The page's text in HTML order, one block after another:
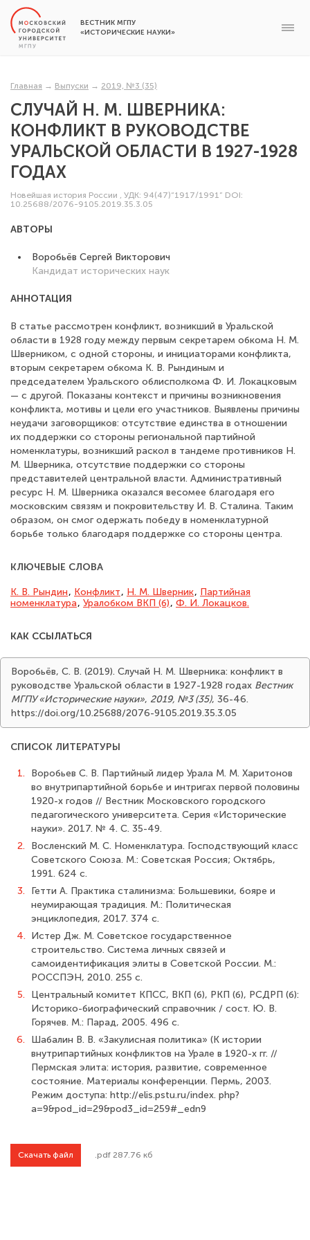
ВЕСТНИК МГПУ
«ИСТОРИЧЕСКИЕ НАУКИ»
Главная → Выпуски → 2019, №3 (35)
СЛУЧАЙ Н. М. ШВЕРНИКА:
КОНФЛИКТ В РУКОВОДСТВЕ
УРАЛЬСКОЙ ОБЛАСТИ В 1927-1928
ГОДАХ
Новейшая история России , УДК: 94(47)“1917/1991” DOI:
10.25688/2076-9105.2019.35.3.05
АВТОРЫ
Воробьёв Сергей Викторович
Кандидат исторических наук
АННОТАЦИЯ
В статье рассмотрен конфликт, возникший в Уральской
области в 1928 году между первым секретарем обкома Н. М.
Шверником, с одной стороны, и инициаторами конфликта,
вторым секретарем обкома К. В. Рындиным и
председателем Уральского облисполкома Ф. И. Локацковым
— с другой. Показаны контекст и причины возникновения
конфликта, мотивы и цели его участников. Выявлены причины
неудачи заговорщиков: отсутствие единства в отношении
их поддержки со стороны региональной партийной
номенклатуры, возникший раскол в тандеме противников Н.
М. Шверника, отсутствие поддержки со стороны
представителей центральной власти. Административный
ресурс Н. М. Шверника оказался весомее благодаря его
московским связям и покровительству И. В. Сталина. Таким
образом, он смог одержать победу в номенклатурной
борьбе только благодаря поддержке со стороны центра.
КЛЮЧЕВЫЕ СЛОВА
К. В. Рындин, Конфликт, Н. М. Шверник, Партийная
номенклатура, Уралобком ВКП (б), Ф. И. Локацков.
КАК ССЫЛАТЬСЯ
Воробьёв, С. В. (2019). Случай Н. М. Шверника: конфликт в
руководстве Уральской области в 1927-1928 годах Вестник
МГПУ «Исторические науки», 2019, №3 (35), 36-46.
https://doi.org/10.25688/2076-9105.2019.35.3.05
СПИСОК ЛИТЕРАТУРЫ
1.
Воробьев С. В. Партийный лидер Урала М. М. Харитонов
во внутрипартийной борьбе и интригах первой половины
1920-х годов // Вестник Московского городского
педагогического университета. Серия «Исторические
науки». 2017. № 4. С. 35-49.
2.
Восленский М. С. Номенклатура. Господствующий класс
Советского Союза. М.: Советская Россия; Октябрь,
1991. 624 с.
3.
Гетти А. Практика сталинизма: Большевики, бояре и
неумирающая традиция. М.: Политическая
энциклопедия, 2017. 374 с.
4. Истер Дж. М. Советское государственное
строительство. Система личных связей и
самоидентификация элиты в Советской России. М.:
РОССПЭН, 2010. 255 с.
5.
Центральный комитет КПСС, ВКП (б), РКП (б), РСДРП (б):
Историко-биографический справочник / сост. Ю. В.
Горячев. М.: Парад, 2005. 496 с.
6.
Шабалин В. В. «Закулисная политика» (К истории
внутрипартийных конфлик­тов на Урале в 1920-х гг. //
Пермская элита: история, развитие, современное
состоя­ние. Материалы конференции. Пермь, 2003.
Режим доступа: http://elis.pstu.ru/index. php?
a=9&pod_id=29&pod3_id=259#_edn9
Скачать файл .pdf 287.76 кб